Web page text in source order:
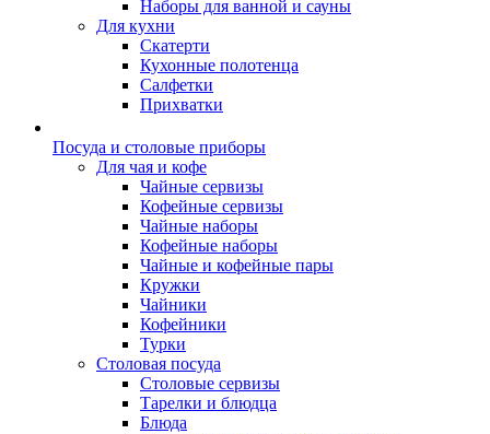
Наборы для ванной и сауны
Для кухни
Скатерти
Кухонные полотенца
Салфетки
Прихватки
Посуда и столовые приборы
Для чая и кофе
Чайные сервизы
Кофейные сервизы
Чайные наборы
Кофейные наборы
Чайные и кофейные пары
Кружки
Чайники
Кофейники
Турки
Столовая посуда
Столовые сервизы
Тарелки и блюдца
Блюда